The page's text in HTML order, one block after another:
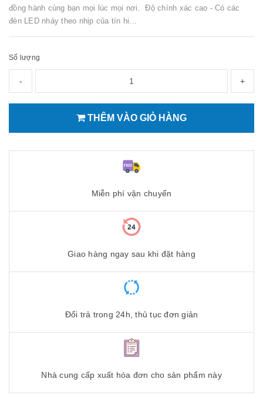
đồng hành cùng bạn mọi lúc mọi nơi. Độ chính xác cao - Có các
đèn LED nháy theo nhịp của tín hi...
Số lượng
- +
THÊM VÀO GIỎ HÀNG
Miễn phí vận chuyển
Giao hàng ngay sau khi đặt hàng
Đổi trả trong 24h, thủ tục đơn giản
Nhà cung cấp xuất hóa đơn cho sản phẩm này